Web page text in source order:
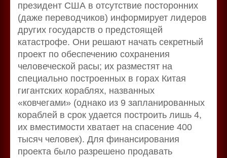
президент США в отсутствие посторонних
(даже переводчиков) информирует лидеров
других государств о предстоящей
катастрофе. Они решают начать секретный
проект по обеспечению сохранения
человеческой расы; их разместят на
специально построенных в горах Китая
гигантских кораблях, названных
«ковчегами» (однако из 9 запланированных
кораблей в срок удается построить лишь 4,
их вместимости хватает на спасение 400
тысяч человек). Для финансирования
проекта было разрешено продавать